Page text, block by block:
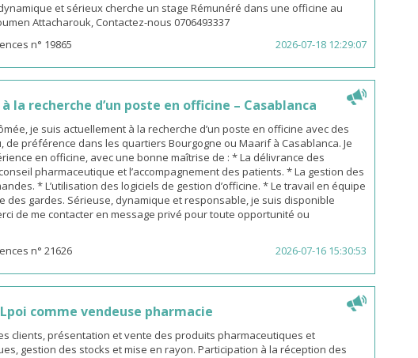
et sérieux cherche un stage Rémunéré dans une officine au
Attacharouk, Contactez-nous 0706493337
n° 19865 2026-07-18 12:29:07
la recherche d’un poste en officine – Casablanca
je suis actuellement à la recherche d’un poste en officine avec des
de préférence dans les quartiers Bourgogne ou Maarif à Casablanca. Je
en officine, avec une bonne maîtrise de : * La délivrance des
pharmaceutique et l’accompagnement des patients. * La gestion des
* L’utilisation des logiciels de gestion d’officine. * Le travail en équipe
des gardes. Sérieuse, dynamique et responsable, je suis disponible
de me contacter en message privé pour toute opportunité ou
n° 21626 2026-07-16 15:30:53
comme vendeuse pharmacie
clients, présentation et vente des produits pharmaceutiques et
gestion des stocks et mise en rayon. Participation à la réception des